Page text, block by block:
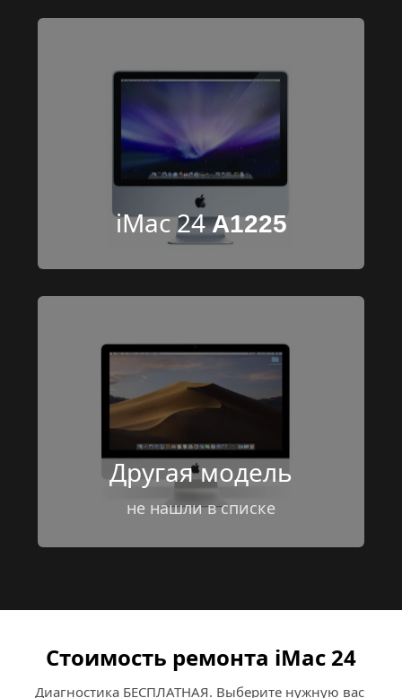
iMac 24 A1225
Другая модель
не нашли в списке
Стоимость ремонта iMac 24
Диагностика БЕСПЛАТНАЯ. Выберите нужную вас